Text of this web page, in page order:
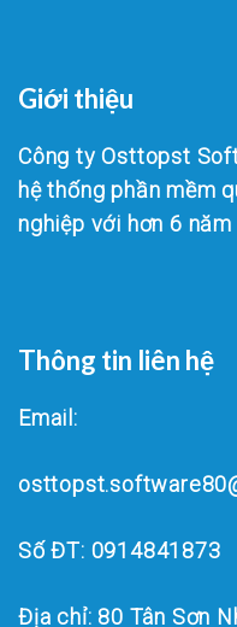
Giới thiệu
Công ty Osttopst
hệ thống phần mềm
nghiệp với hơn 6 năm
Thông tin liên hệ
Email:
Số ĐT: 0914841873
Địa chỉ: 80 Tân Sơn